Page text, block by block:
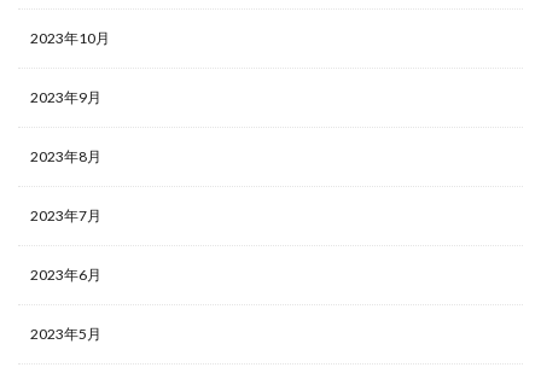
2023年10月
2023年9月
2023年8月
2023年7月
2023年6月
2023年5月